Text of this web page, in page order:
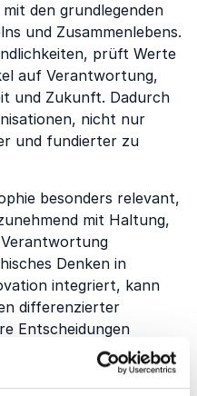
den grundlegenden
und Zusammenlebens.
prüft Werte
auf Verantwortung,
und Zukunft. Dadurch
nicht nur
und fundierter zu
besonders relevant,
mit Haltung,
Denken in
integriert, kann
differenzierter
Entscheidungen